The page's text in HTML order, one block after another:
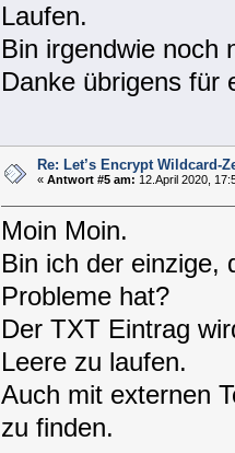
Laufen.
Bin irgendwie noch
Danke übrigens
Re: Let’s Encrypt Wildcard-
« Antwort #5 am: 12.April 2020,
Moin Moin.
Bin ich der einzige,
Probleme hat?
Der TXT Eintrag
Leere zu laufen.
Auch mit externen
zu finden.